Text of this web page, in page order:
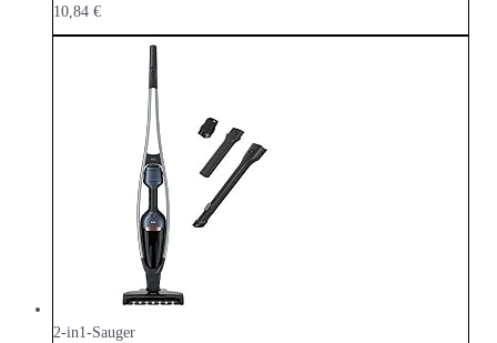
10,84€
2-in1-Sauger